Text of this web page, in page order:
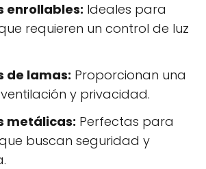
enrollables: Ideales para
requieren un control de luz
de lamas: Proporcionan una
y privacidad.
metálicas: Perfectas para
buscan seguridad y